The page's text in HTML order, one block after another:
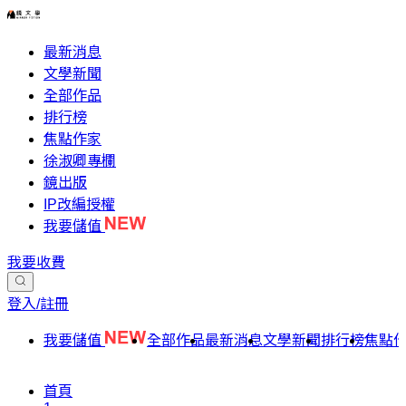
最新消息
文學新聞
全部作品
排行榜
焦點作家
徐淑卿專欄
鏡出版
IP改編授權
我要儲值
我要收費
登入/註冊
我要儲值 全部作品最新消息文學新聞排行榜焦點
首頁